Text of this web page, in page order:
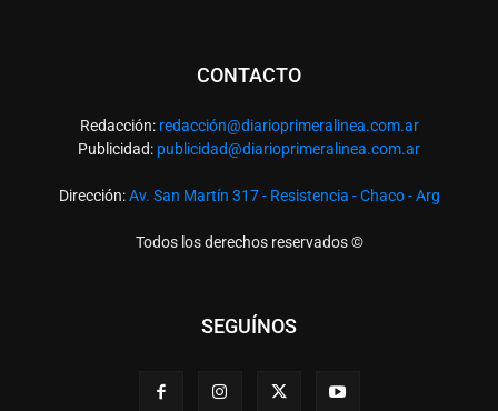
CONTACTO
Redacción: redacción@diarioprimeralinea.com.ar
Publicidad: publicidad@diarioprimeralinea.com.ar
Dirección:Av. San Martín 317 - Resistencia - Chaco - Arg
Todos los derechos reservados ©
SEGUÍNOS